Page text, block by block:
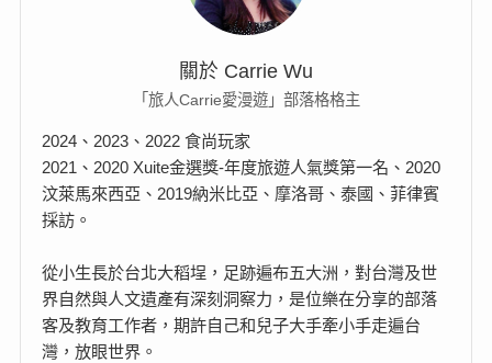
關於 Carrie Wu
「旅人Carrie愛漫遊」部落格格主
2024、2023、2022 食尚玩家
2021、2020 Xuite金選獎-年度旅遊人氣獎第一名、2020
汶萊馬來西亞、2019納米比亞、摩洛哥、泰國、菲律賓
採訪。
從小生長於台北大稻埕，足跡遍布五大洲，對台灣及世
界自然與人文遺產有深刻洞察力，是位樂在分享的部落
客及教育工作者，期許自己和兒子大手牽小手走遍台
灣，放眼世界。